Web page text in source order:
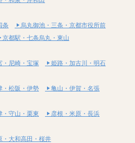
条
烏丸御池・三条・京都市役所前
京都駅・七条烏丸・東山
・尼崎・宝塚
姫路・加古川・明石
・松阪・伊勢
亀山・伊賀・名張
・守山・栗東
彦根・米原・長浜
・大和高田・桜井